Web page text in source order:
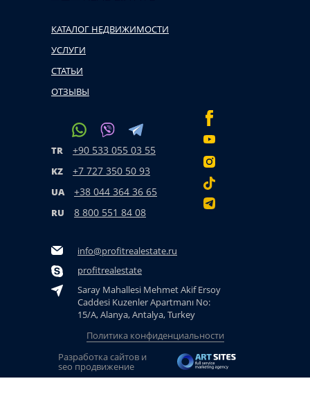
КАТАЛОГ НЕДВИЖИМОСТИ
УСЛУГИ
СТАТЬИ
ОТЗЫВЫ
TR +90 533 055 03 55
KZ +7 727 350 50 93
UA +38 044 364 36 65
RU 8 800 551 84 08
info@profitrealestate.ru
profitrealestate
Saray Mahallesi Mehmet Akif Ersoy
Caddesi Kuzenler Apartmanı No:
15/A, Alanya, Antalya, Turkey
Политика конфиденциальности
Разработка сайтов и
seo продвижение